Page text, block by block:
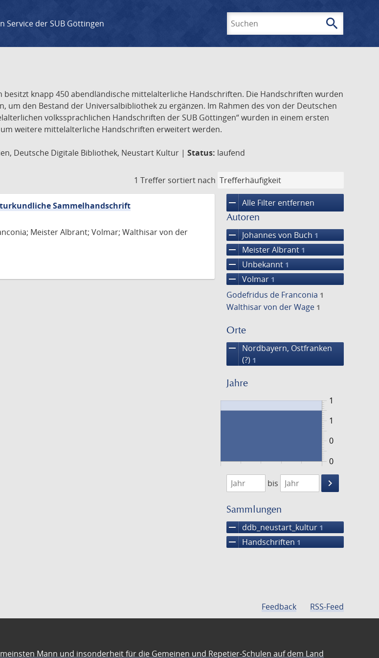
Service der SUB Göttingen search
knapp 450 abendländische mittelalterliche Handschriften. Die Handschriften wurden
um den Bestand der Universalbibliothek zu ergänzen. Im Rahmen des von der Deutschen
volkssprachlichen Handschriften der SUB Göttingen“ wurden in einem ersten
weitere mittelalterliche Handschriften erweitert werden.
Deutsche Digitale Bibliothek, Neustart Kultur | Status: laufend
1 Treffer sortiert nach
remove Alle Filter entfernen
Autoren
remove Johannes von Buch 1
remove Meister Albrant 1
remove Unbekannt 1
remove Volmar 1
Godefridus de Franconia 1
Walthisar von der Wage 1
Orte
remove
Nordbayern, Ostfranken
(?) 1
Jahre
0
1
0
1
1474
1475
bis
keyboard_arrow_right
Suche
Sammlungen
remove ddb_neustart_kultur 1
remove Handschriften 1
Sammelhandschrift
Meister Albrant; Volmar; Walthisar von der
Feedback RSS-Feed
Mann und insonderheit für die Gemeinen und Repetier-Schulen auf dem Land